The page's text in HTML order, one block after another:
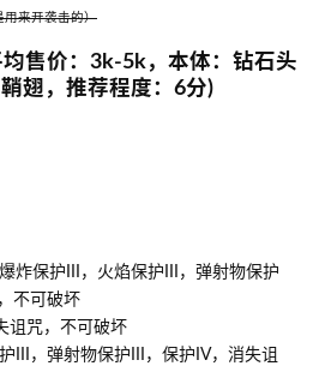
用来开袭击的）
均售价：3k-5k，本体：钻石头
翅，推荐程度：6分)
炸保护III，火焰保护III，弹射物保护
不可破坏
诅咒，不可破坏
III，弹射物保护III，保护IV，消失诅